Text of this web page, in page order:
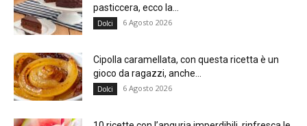
pasticcera, ecco la...
Dolci 6 Agosto 2026
Cipolla caramellata, con questa ricetta è un
gioco da ragazzi, anche...
Dolci 6 Agosto 2026